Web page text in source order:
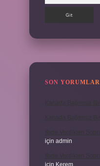
SON YORUMLAR
için admin
için Kerem